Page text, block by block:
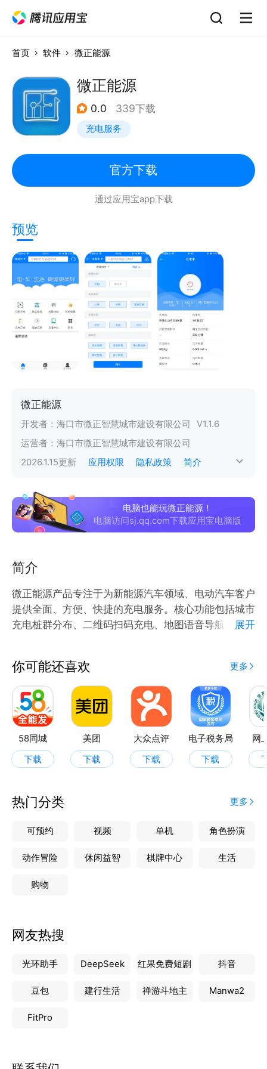
首页 软件 微正能源
微正能源
0.0 339下载
充电服务
官方下载
通过应用宝app下载
预览
微正能源
开发者： 海口市微正智慧城市建设有限公司 V1.1.6
运营者： 海口市微正智慧城市建设有限公司
2026.1.15更新 应用权限 隐私政策 简介
电脑也能玩微正能源！
电脑访问sj.qq.com下载应用宝电脑版
简介
微正能源产品专注于为新能源汽车领域、电动汽车客户
提供全面、方便、快捷的充电服务。核心功能包括城市
充电桩群分布、二维码扫码充电、地图语音导航和账户
展开
你可能还喜欢 更多
58同城
下载
美团
下载
大众点评
下载
电子税务局
下载
网
热门分类 更多
可预约 视频 单机 角色扮演
动作冒险 休闲益智 棋牌中心 生活
购物
网友热搜
光环助手 DeepSeek 红果免费短剧 抖音
豆包 建行生活 禅游斗地主 Manwa2
FitPro